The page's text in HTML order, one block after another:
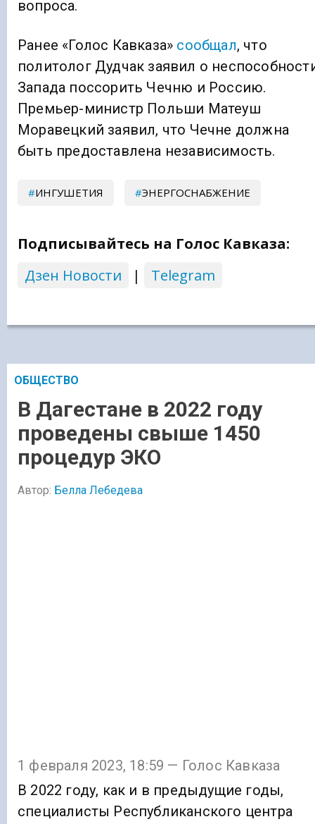
вопроса.
Ранее «Голос Кавказа» сообщал, что
политолог Дудчак заявил о
Запада поссорить Чечню и Россию.
Премьер-министр Польши Матеуш
Моравецкий заявил, что Чечне должна
быть предоставлена независимость.
ИНГУШЕТИЯ ЭНЕРГОСНАБЖЕНИЕ
Подписывайтесь на Голос Кавказа:
Дзен Новости
| Telegram
ОБЩЕСТВО
В Дагестане в 2022 году
проведены свыше 1450
процедур ЭКО
Автор: Белла Лебедева
1 февраля 2023, 18:59 — Голос Кавказа
В 2022 году, как и в предыдущие годы,
специалисты Республиканского центра